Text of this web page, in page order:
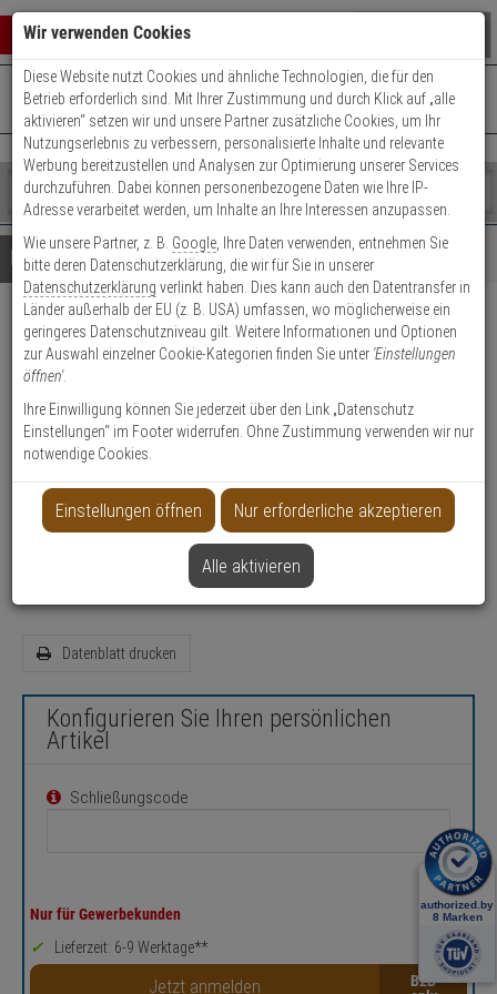
0 ARTIKEL IM WARENKORB
Ihr Warenkorb ist momentan leer.
Ergebnisse ()
Fertig
Shop
durchsuchen
Bitte
geben
Sie
mindestens
Zeichen
ein,
um
Suche
Es
wurde
noch
Kategorien
Suche
gestartet
+49 (0)821 899 493-0Mo. - Do.: 8:00 - 16:30 | Fr.: 8:00 - 14:00 Uhr
Kontaktservice nutzen
Details Beratung
ABUS CityChain 1010/170
PLUS black gl. lt. Muster
Typ: Kettenschloss - Serie: City Chain
Gewicht: 1950 g
Länge: 85 cm
Durchmesser: 9 mm
Sicherheitslevel: 12
Datenblatt drucken
Konfigurieren Sie Ihren persönlichen
Artikel
Schließungscode
Nur für Gewerbekunden
Lieferzeit: 6-9 Werktage**
Jetzt anmelden B2B
Wir verwenden Cookies
Diese Website nutzt Cookies und ähnliche Technologien, die für den
Betrieb erforderlich sind. Mit Ihrer Zustimmung und durch Klick auf „alle
aktivieren“ setzen wir und unsere Partner zusätzliche Cookies, um Ihr
Nutzungserlebnis zu verbessern, personalisierte Inhalte und relevante
Werbung bereitzustellen und Analysen zur Optimierung unserer Services
durchzuführen. Dabei können personenbezogene Daten wie Ihre IP-
Adresse verarbeitet werden, um Inhalte an Ihre Interessen anzupassen.
Wie unsere Partner, z. B. Google , Ihre Daten verwenden, entnehmen Sie
bitte deren Datenschutzerklärung, die wir für Sie in unserer
Datenschutzerklärung verlinkt haben. Dies kann auch den Datentransfer in
Länder außerhalb der EU (z. B. USA) umfassen, wo möglicherweise ein
geringeres Datenschutzniveau gilt. Weitere Informationen und Optionen
zur Auswahl einzelner Cookie-Kategorien finden Sie unter 'Einstellungen
öffnen'.
Ihre Einwilligung können Sie jederzeit über den Link „Datenschutz
Einstellungen“ im Footer widerrufen. Ohne Zustimmung verwenden wir nur
notwendige Cookies.
Einstellungen öffnen Nur erforderliche akzeptieren
Alle aktivieren